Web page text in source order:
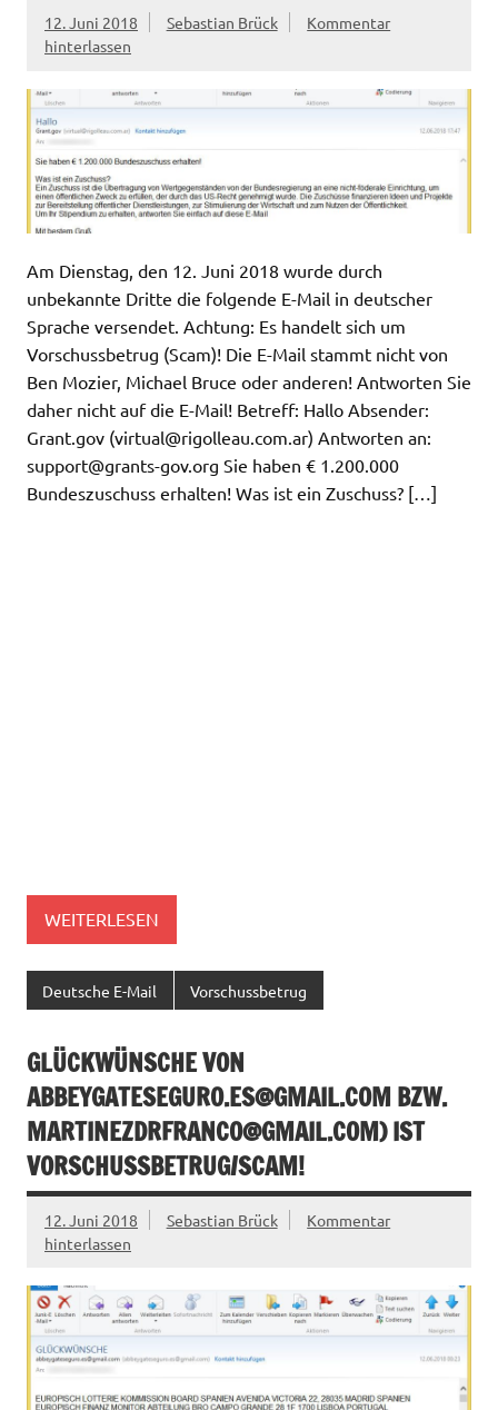
12. Juni 2018 Sebastian Brück
Kommentar
hinterlassen
Am Dienstag, den 12. Juni 2018 wurde durch
unbekannte Dritte die folgende E-Mail in deutscher
Sprache versendet. Achtung: Es handelt sich um
Vorschussbetrug (Scam)! Die E-Mail stammt nicht von
Ben Mozier, Michael Bruce oder anderen! Antworten Sie
daher nicht auf die E-Mail! Betreff: Hallo Absender:
Grant.gov (virtual@rigolleau.com.ar) Antworten an:
support@grants-gov.org Sie haben € 1.200.000
Bundeszuschuss erhalten! Was ist ein Zuschuss? […]
WEITERLESEN
Deutsche E-Mail Vorschussbetrug
GLÜCKWÜNSCHE VON
ABBEYGATESEGURO.ES@GMAIL.COM BZW.
MARTINEZDRFRANCO@GMAIL.COM) IST
VORSCHUSSBETRUG/SCAM!
12. Juni 2018 Sebastian Brück
Kommentar
hinterlassen